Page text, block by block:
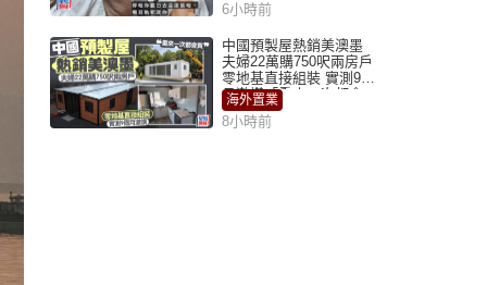
6小時前
中國預製屋熱銷美澳墨
夫婦22萬購750呎兩房戶
零地基直接組裝 實測9個
月激讚「重來一次都會
買」
海外置業
8小時前